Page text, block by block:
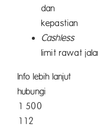
dan
Cashless
limit rawat
Info lebih lanjut
1 500